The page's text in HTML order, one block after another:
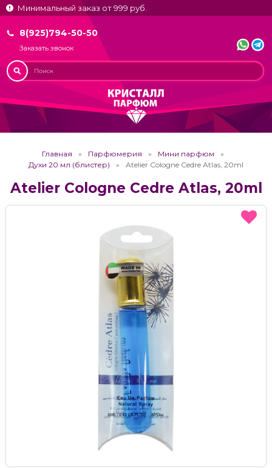
Минимальный заказ от 999 руб.
8(925)794-50-50
Заказать звонок
Главная Парфюмерия
Мини парфюм
Духи 20 мл (блистер)
Atelier Cologne Cedre Atlas, 20ml
Atelier Cologne Cedre Atlas, 20ml